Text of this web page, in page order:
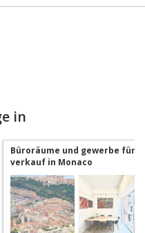
in
Büroräume und gewerbe für
verkauf in Monaco
Condamine